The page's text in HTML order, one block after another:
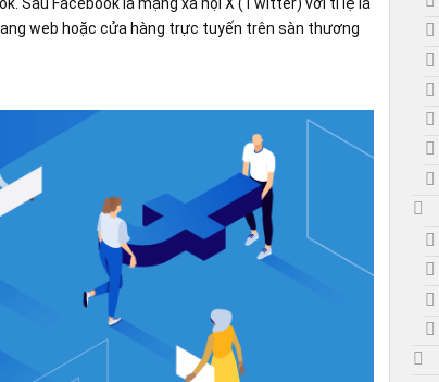
Sau Facebook là mạng xã hội X (Twitter) với tỉ lệ là
web hoặc cửa hàng trực tuyến trên sàn thương